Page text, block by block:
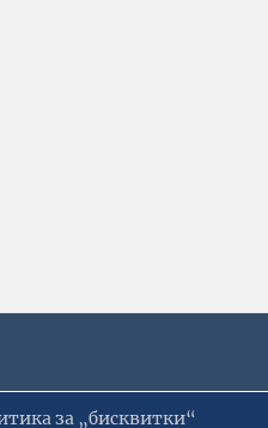
за „бисквитки“